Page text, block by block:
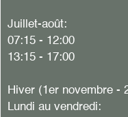
Juillet-août:
07:15 - 12:00
13:15 - 17:00
Hiver (1er novembre -
Lundi au vendredi: